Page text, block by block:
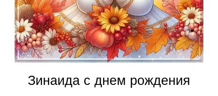
Зинаида с днем рождения